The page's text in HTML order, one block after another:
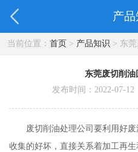
产品
当前位置： 首页> 产品知识 > 东
东莞废切削油
发布时间：2022-07-
废切削油处理公司要利用好废
收集的好坏，直接关系着加工再